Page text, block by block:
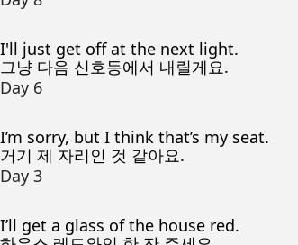
I'll just get off at the next light.
그냥 다음 신호등에서 내릴게요.
Day 6
I’m sorry, but I think that’s my seat.
거기 제 자리인 것 같아요.
Day 3
I’ll get a glass of the house red.